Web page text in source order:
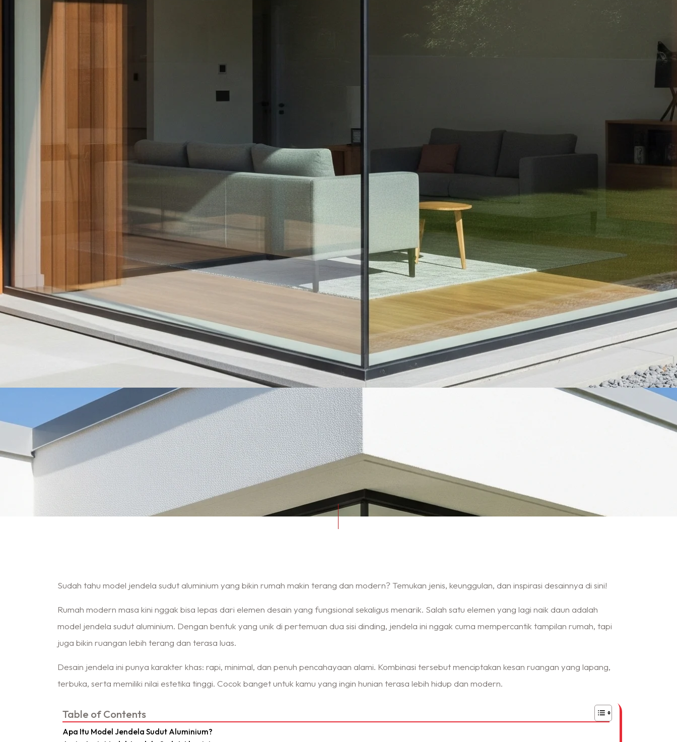
Sudah tahu model jendela sudut aluminium yang bikin rumah makin terang dan modern? Temukan jenis, keunggulan, dan inspirasi desainnya di sini!
Rumah modern masa kini nggak bisa lepas dari elemen desain yang fungsional sekaligus menarik. Salah satu elemen yang lagi naik daun adalah
model jendela sudut aluminium. Dengan bentuk yang unik di pertemuan dua sisi dinding, jendela ini nggak cuma mempercantik tampilan rumah, tapi
juga bikin ruangan lebih terang dan terasa luas.
Desain jendela ini punya karakter khas: rapi, minimal, dan penuh pencahayaan alami. Kombinasi tersebut menciptakan kesan ruangan yang lapang,
terbuka, serta memiliki nilai estetika tinggi. Cocok banget untuk kamu yang ingin hunian terasa lebih hidup dan modern.
Table of Contents
Apa Itu Model Jendela Sudut Aluminium?